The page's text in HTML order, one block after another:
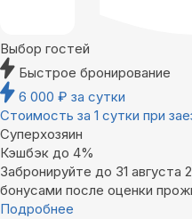
Выбор гостей
Быстрое бронирование
6 000 ₽ за сутки
Стоимость за 1 сутки при
Суперхозяин
Кэшбэк до 4%
Забронируйте до 31
бонусами после оценки
Подробнее